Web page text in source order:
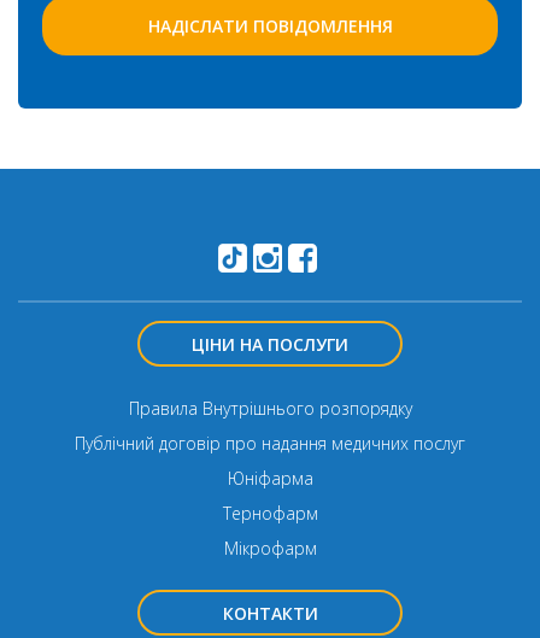
ЦІНИ НА ПОСЛУГИ
Правила Внутрішнього розпорядку
Публічний договір про надання медичних послуг
Юніфарма
Тернофарм
Мікрофарм
КОНТАКТИ